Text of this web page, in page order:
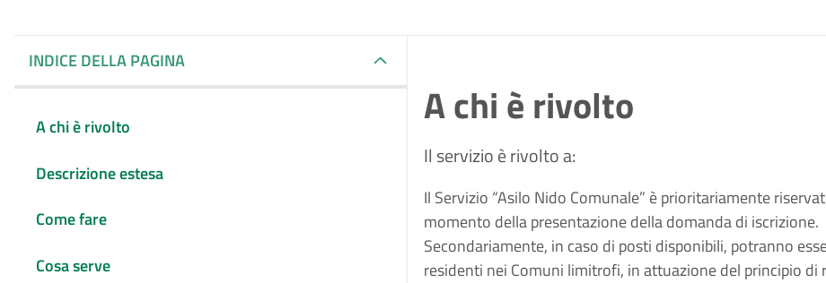
INDICE DELLA PAGINA
A chi è rivolto
Descrizione estesa
Come fare
Cosa serve
A chi è rivolto
Il servizio è rivolto a:
Il Servizio “Asilo Nido Comunale” è prioritariamente
momento della presentazione della domanda di iscrizione.
Secondariamente, in caso di posti disponibili, potranno
residenti nei Comuni limitrofi, in attuazione del principio di